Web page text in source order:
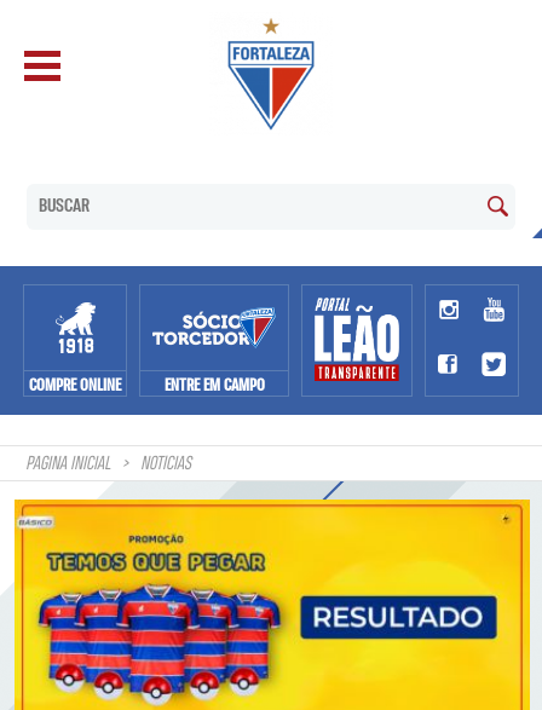
COMPRE ONLINE ENTRE EM CAMPO
PAGINA INICIAL NOTÍCIAS